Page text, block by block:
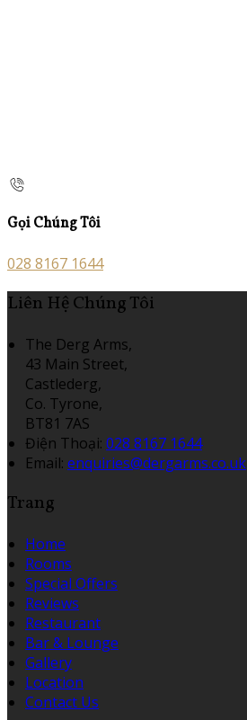
Gọi Chúng Tôi
028 8167 1644
Liên Hệ Chúng Tôi
The Derg Arms,
43 Main Street,
Castlederg,
Co. Tyrone,
BT81 7AS
Điện Thoại: 028 8167 1644
Email: enquiries@dergarms.co.uk
Trang
Home
Rooms
Special Offers
Reviews
Restaurant
Bar & Lounge
Gallery
Location
Contact Us